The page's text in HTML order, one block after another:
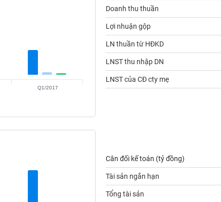
Q1/2017
Doanh thu thuần
Lợi nhuận gộp
LN thuần từ HĐKD
LNST thu nhập DN
LNST của CĐ cty mẹ
Cân đối kế toán (tỷ đồng)
Tài sản ngắn hạn
Tổng tài sản